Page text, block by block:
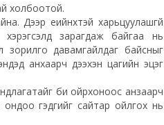
холбоотой.
Дээр үеийнхтэй харьцуулашгүй
зарагдаж байгаа нь
зорилго давамгайлдаг байсныг
анхаарч дээхэн цагийн эцэг
хандлагатайг би ойрхоноос анзаарч
ондоо гэдгийг сайтар ойлгох нь